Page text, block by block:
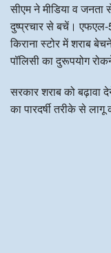
सीएम ने मीडिया व जनता
दुष्प्रचार से बचें। एफएल-
किराना स्टोर में शराब
पॉलिसी का दुरूपयोग
सरकार शराब को बढ़ावा
का पारदर्षी तरीके से